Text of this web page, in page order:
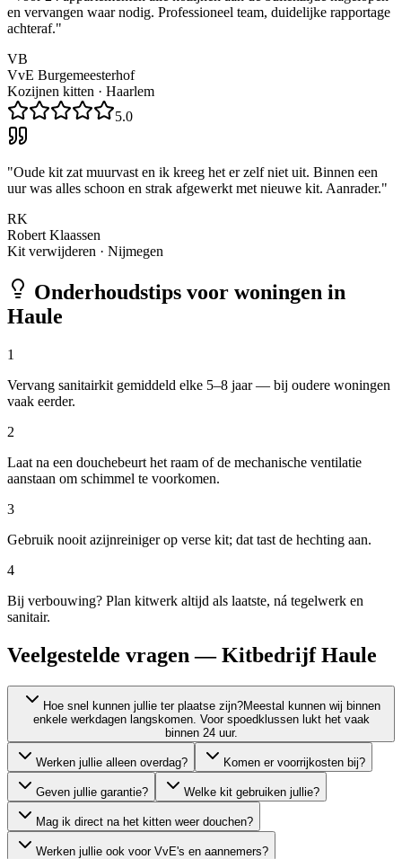
en vervangen waar nodig. Professioneel team, duidelijke rapportage
achteraf."
VB
VvE Burgemeesterhof
Kozijnen kitten · Haarlem
5.0
"Oude kit zat muurvast en ik kreeg het er zelf niet uit. Binnen een
uur was alles schoon en strak afgewerkt met nieuwe kit. Aanrader."
RK
Robert Klaassen
Kit verwijderen · Nijmegen
Onderhoudstips voor woningen in
Haule
1
Vervang sanitairkit gemiddeld elke 5–8 jaar — bij oudere woningen
vaak eerder.
2
Laat na een douchebeurt het raam of de mechanische ventilatie
aanstaan om schimmel te voorkomen.
3
Gebruik nooit azijnreiniger op verse kit; dat tast de hechting aan.
4
Bij verbouwing? Plan kitwerk altijd als laatste, ná tegelwerk en
sanitair.
Veelgestelde vragen — Kitbedrijf Haule
Hoe snel kunnen jullie ter plaatse zijn?Meestal kunnen wij binnen
enkele werkdagen langskomen. Voor spoedklussen lukt het vaak
binnen 24 uur.
Werken jullie alleen overdag? Komen er voorrijkosten bij?
Geven jullie garantie? Welke kit gebruiken jullie?
Mag ik direct na het kitten weer douchen?
Werken jullie ook voor VvE's en aannemers?